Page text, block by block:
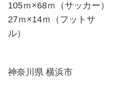
105ｍ×68ｍ（サッカー）
27ｍ×14ｍ（フットサ
ル）
神奈川県 横浜市